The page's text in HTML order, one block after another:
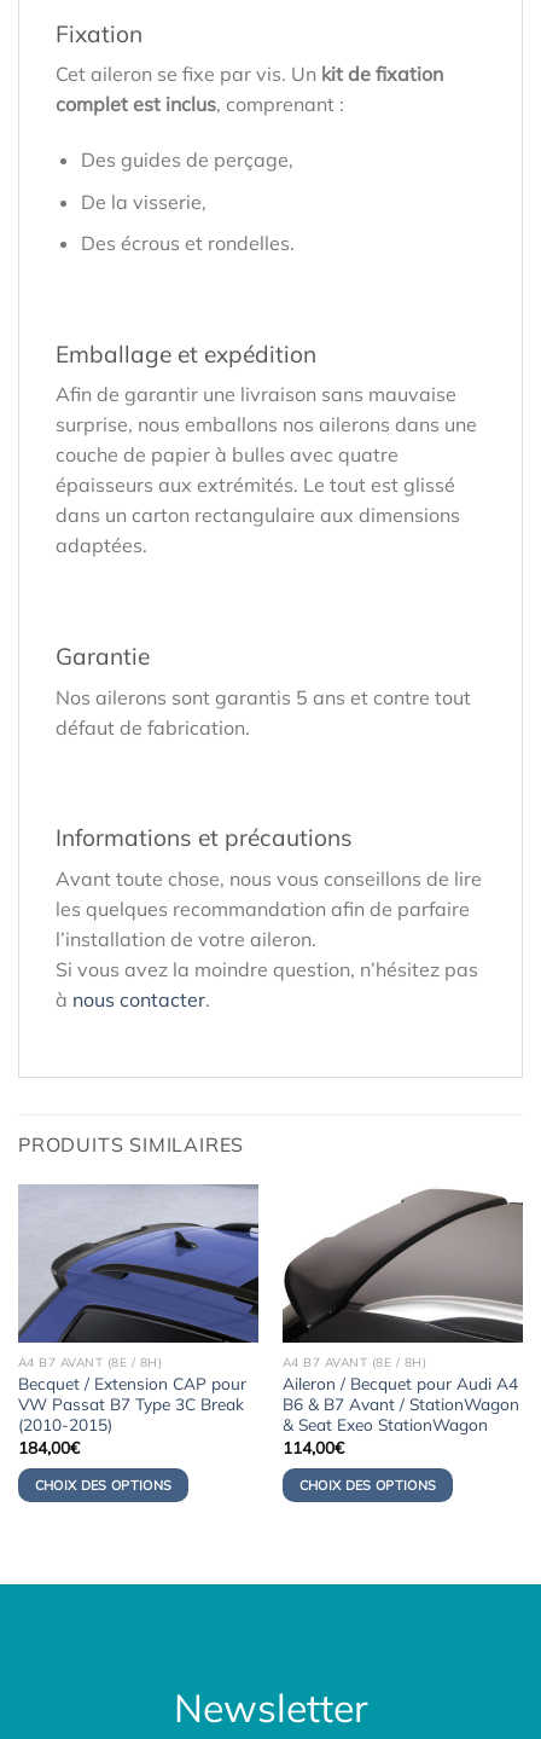
Fixation
Cet aileron se fixe par vis. Un kit de fixation
complet est inclus, comprenant :
Des guides de perçage,
De la visserie,
Des écrous et rondelles.
Emballage et expédition
Afin de garantir une livraison sans mauvaise
surprise, nous emballons nos ailerons dans une
couche de papier à bulles avec quatre
épaisseurs aux extrémités. Le tout est glissé
dans un carton rectangulaire aux dimensions
adaptées.
Garantie
Nos ailerons sont garantis 5 ans et contre tout
défaut de fabrication.
Informations et précautions
Avant toute chose, nous vous conseillons de lire
les quelques recommandation afin de parfaire
l’installation de votre aileron.
Si vous avez la moindre question, n’hésitez pas
à nous contacter.
PRODUITS SIMILAIRES
A4 B7 AVANT (8E / 8H)
Becquet / Extension CAP pour
VW Passat B7 Type 3C Break
(2010-2015)
184,00€
CHOIX DES OPTIONS
A4 B7 AVANT (8E / 8H)
Aileron / Becquet pour Audi A4
B6 & B7 Avant / StationWagon
& Seat Exeo StationWagon
114,00€
CHOIX DES OPTIONS
Newsletter